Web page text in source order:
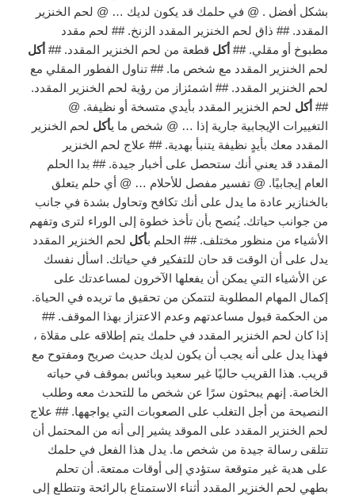
بشكل أفضل . @ في حلمك قد يكون لديك … @ لحم الخنزير
المقدد. ## ذاق لحم الخنزير المقدد الزنخ. ## لحم مقدد
مطبوخ أو مقلي. ## أكل قطعة من لحم الخنزير المقدد. ## أكل
لحم الخنزير المقدد مع شخص ما. ## تناول الفطور المقلي مع
لحم الخنزير المقدد. ## اشمئزاز من رؤية لحم الخنزير المقدد.
## أكل لحم الخنزير المقدد بأيدي متسخة أو نظيفة. @
التغييرات الإيجابية جارية إذا … @ شخص ما يأكل لحم الخنزير
المقدد معك بأيدٍ نظيفة يتنبأ بهدية. ## علاج لحم الخنزير
المقدد قد يعني أنك ستحصل على أخبار جيدة. ## بدا الحلم
العام إيجابيًا. @ تفسير مفصل للأحلام … @ أي حلم يتعلق
بالخنازير عادة ما يدل على أنك تكافح وتحاول بشدة في جانب
من جوانب حياتك. يُنصح بأن تأخذ خطوة إلى الوراء لترى وتفهم
الأشياء من منظور مختلف. ## الحلم بأكل لحم الخنزير المقدد
يدل على أن الوقت قد حان للتفكير في حياتك. اسأل نفسك
عن الأشياء التي يمكن أن يفعلها الآخرون لمساعدتك على
إكمال المهام المطلوبة لتتمكن من تحقيق ما تريده في الحياة.
من الحكمة قبول مساعدتهم وعدم الاعتزاز بهذا الموقف. ##
إذا كان لحم الخنزير المقدد في حلمك يتم إطلاقه على مقلاة ،
فهذا يدل على أنه يجب أن يكون لديك حديث صريح ومفتوح مع
قريب. هذا القريب حاليًا غير سعيد وبائس بموقف في حياته
الخاصة. إنهم يبحثون سرًا عن شخص ما للتحدث معه وطلب
النصيحة من أجل التغلب على الصعوبات التي يواجهها. ## علاج
لحم الخنزير المقدد على الموقد يشير إلى أنه من المحتمل أن
تتلقى رسالة جيدة من شخص ما. يدل هذا الفعل في حلمك
على هدية غير متوقعة ستؤدي إلى أوقات ممتعة. أن تحلم
بطهي لحم الخنزير المقدد أثناء الاستمتاع بالرائحة وتتطلع إلى